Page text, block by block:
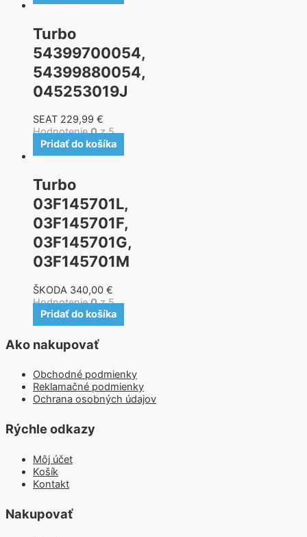
Turbo
54399700054,
54399880054,
045253019J
SEAT 229,99 €
Hodnotenie0z 5
Pridať do košíka
Turbo
03F145701L,
03F145701F,
03F145701G,
03F145701M
ŠKODA 340,00 €
Hodnotenie0z 5
Pridať do košíka
Ako nakupovať
Obchodné podmienky
Reklamačné podmienky
Ochrana osobných údajov
Rýchle odkazy
Môj účet
Košík
Kontakt
Nakupovať